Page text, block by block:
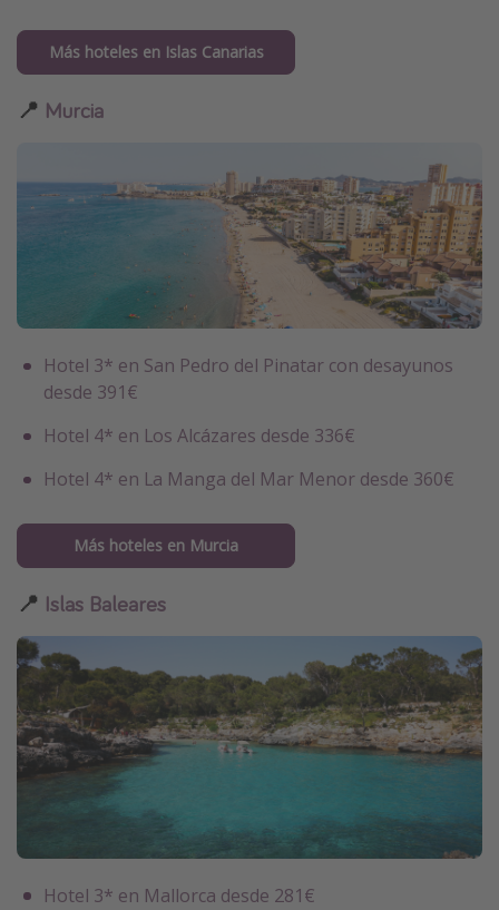
Más hoteles en Islas Canarias
📍 Murcia
Hotel 3* en San Pedro del Pinatar con desayunos
desde 391€
Hotel 4* en Los Alcázares desde 336€
Hotel 4* en La Manga del Mar Menor desde 360€
Más hoteles en Murcia
📍 Islas Baleares
Hotel 3* en Mallorca desde 281€